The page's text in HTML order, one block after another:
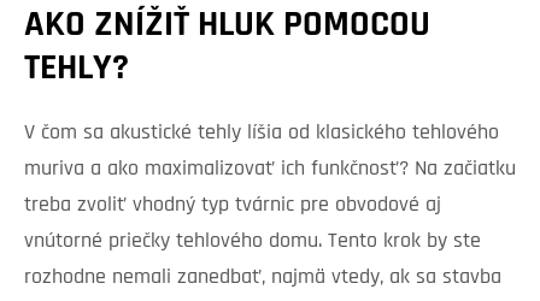
AKO ZNÍŽIŤ HLUK POMOCOU
TEHLY?
V čom sa akustické tehly líšia od klasického tehlového
muriva a ako maximalizovať ich funkčnosť? Na začiatku
treba zvoliť vhodný typ tvárnic pre obvodové aj
vnútorné priečky tehlového domu. Tento krok by ste
rozhodne nemali zanedbať, najmä vtedy, ak sa stavba